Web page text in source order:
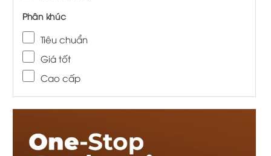
Phân khúc
Tiêu chuẩn
Giá tốt
Cao cấp